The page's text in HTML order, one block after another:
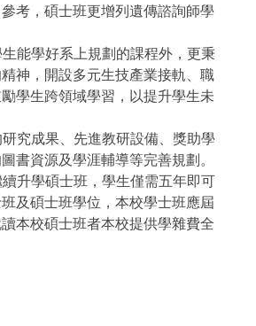
考，碩士班更增列遺傳諮詢師學
能學好系上規劃的課程外，更秉
神，開設多元生技產業接軌、職
學生跨領域學習，以提升學生未
究成果、先進教研設備、獎助學
書資源及學涯輔導等完善規劃。
升學碩士班，學生僅需五年即可
及碩士班學位，本校學士班應屆
本校碩士班者本校提供學雜費全